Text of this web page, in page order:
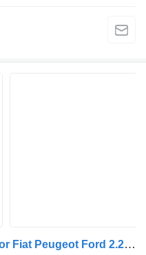
4H03 EURO5 -4H03 motor voor Fiat Peugeot Ford 2.2 16v auto